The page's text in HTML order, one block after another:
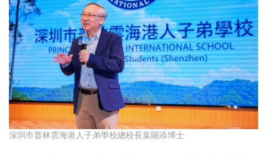
深圳市普林雲海港人子弟學校總校長葉賜添博士